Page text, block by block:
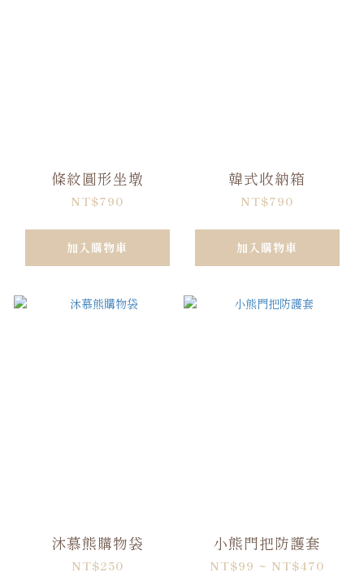
條紋圓形坐墩
NT$790
加入購物車
韓式收納箱
NT$790
加入購物車
沐慕熊購物袋
NT$250
小熊門把防護套
NT$99 ~ NT$470